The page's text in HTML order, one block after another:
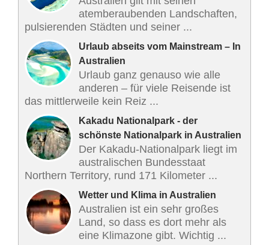
atemberaubenden Landschaften,
pulsierenden Städten und seiner ...
Urlaub abseits vom Mainstream – In
Australien
Urlaub ganz genauso wie alle
anderen – für viele Reisende ist
das mittlerweile kein Reiz ...
Kakadu Nationalpark - der
schönste Nationalpark in Australien
Der Kakadu-Nationalpark liegt im
australischen Bundesstaat
Northern Territory, rund 171 Kilometer ...
Wetter und Klima in Australien
Australien ist ein sehr großes
Land, so dass es dort mehr als
eine Klimazone gibt. Wichtig ...